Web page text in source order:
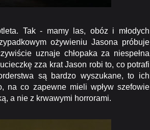
Tak - mamy las, obóz i młodych
ożywieniu Jasona próbuje
uznaje chłopaka za niespełna
zza krat Jason robi to, co potrafi
są bardzo wyszukane, to ich
na co zapewne mieli wpływ szefowie
a nie z krwawymi horrorami.